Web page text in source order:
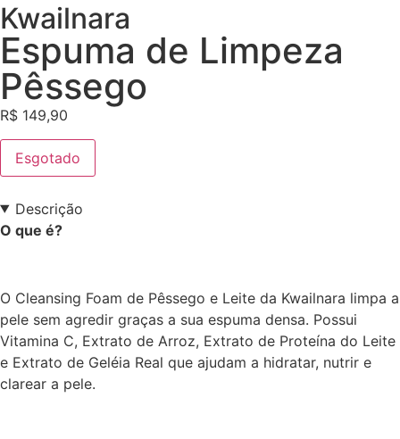
Kwailnara
Espuma de Limpeza
Pêssego
R$ 149,90
Esgotado
Descrição
O que é?
O Cleansing Foam de Pêssego e Leite da Kwailnara limpa a
pele sem agredir graças a sua espuma densa. Possui
Vitamina C, Extrato de Arroz, Extrato de Proteína do Leite
e Extrato de Geléia Real que ajudam a hidratar, nutrir e
clarear a pele.